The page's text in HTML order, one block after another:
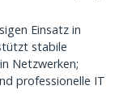
Einsatz in
stabile
Netzwerken;
professionelle IT